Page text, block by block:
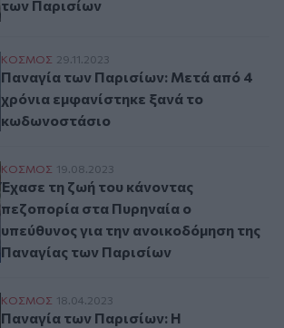
των Παρισίων
Παναγία των Παρισίων: Μετά από 4
ΚΟΣΜΟΣ 29.11.2023
Παναγία των Παρισίων: Μετά από 4
χρόνια εμφανίστηκε ξανά το
κωδωνοστάσιο
Έχασε τη ζωή του κάνοντας πεζοπορία
ΚΟΣΜΟΣ 19.08.2023
Έχασε τη ζωή του κάνοντας
πεζοπορία στα Πυρηναία ο
υπεύθυνος για την ανοικοδόμηση της
Παναγίας των Παρισίων
Παναγία των Παρισίων: Η τοποθέτηση
ΚΟΣΜΟΣ 18.04.2023
Παναγία των Παρισίων: Η